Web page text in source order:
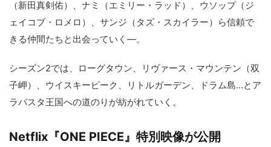
（新田真剣佑）、ナミ（エミリー・ラッド）、ウソップ（ジ
ェイコブ・ロメロ）、サンジ（タズ・スカイラー）ら信頼で
きる仲間たちと出会っていく―。
シーズン2では、ローグタウン、リヴァース・マウンテン（双
子岬）、ウイスキーピーク、リトルガーデン、ドラム島…とア
ラバスタ王国への道のりが紡がれていく。
Netflix『ONE PIECE』特別映像が公開